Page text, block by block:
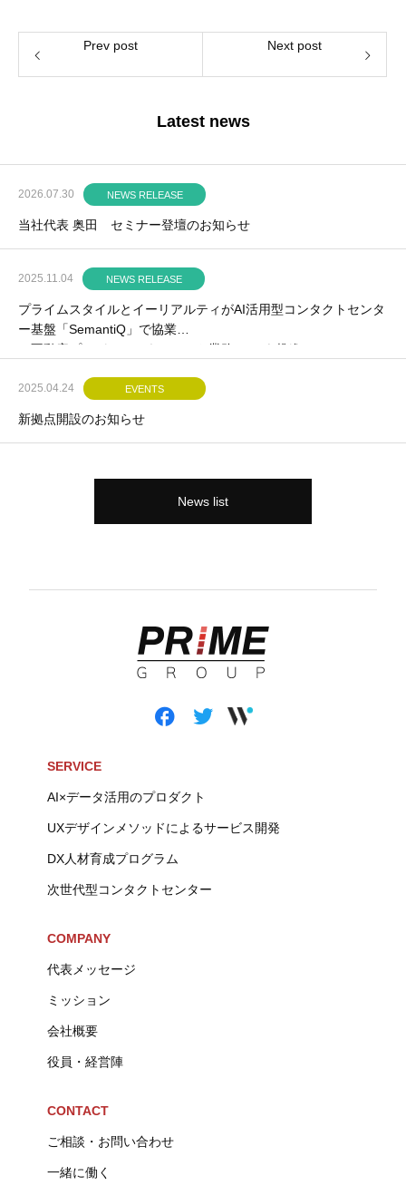
Prev post Next post
Latest news
2026.07.30 NEWS RELEASE
当社代表 奥田 セミナー登壇のお知らせ
2025.11.04 NEWS RELEASE
プライムスタイルとイーリアルティがAI活用型コンタクトセンタ
ー基盤「SemantiQ」で協業
～不動産プロパティマネジメント業務のDXを推進～
2025.04.24 EVENTS
新拠点開設のお知らせ
News list
SERVICE
AI×データ活用のプロダクト
UXデザインメソッドによるサービス開発
DX人材育成プログラム
次世代型コンタクトセンター
COMPANY
代表メッセージ
ミッション
会社概要
役員・経営陣
CONTACT
ご相談・お問い合わせ
一緒に働く